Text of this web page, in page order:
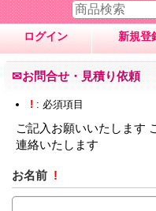
ログイン 新規登
✉お問合せ・見積り依頼
! : 必須項目
ご記入お願いいたします
連絡いたします
お名前 !